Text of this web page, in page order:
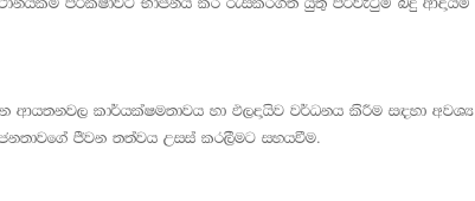
පරීක්ෂාවට භාජනය කර රැස්කරගත යුතු පිරිවැටුම් බදු ආදායම්
ආයතනවල කාර්යක්ෂමතාවය හා ඵලදායිව වර්ධනය කිරීම සඳහා අවශ්‍ය
ජීවන තත්වය උසස් කරලීමට සහයවීම.